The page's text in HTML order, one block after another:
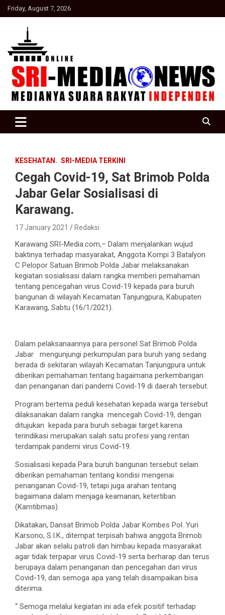
Skip
to
Friday, August 7, 2026
SRI Media news
KESEHATAN. SRI-MEDIA TERKINI
Cegah Covid-19, Sat Brimob Polda
Jabar Gelar Sosialisasi di
Karawang.
17 January 2021 Redaksi
Karawang SRI-Media.com,– Dalam menjalankan wujud
baktinya terhadap masyarakat, Anggota Kompi 3 Batalyon
C Pelopor Satuan Brimob Polda Jabar melaksanakan
kegiatan sosialisasi dalam rangka memberi pemahaman
tentang pencegahan virus Covid-19 kepada para buruh
bangunan di wilayah Kecamatan Tanjungpura, Kabupaten
Karawang, Sabtu (16/1/2021).
Dalam pelaksanaannya para personel Sat Brimob Polda
Jabar mengunjungi perkumpulan para buruh yang sedang
berada di sekitaran wilayah Kecamatan Tanjungpura untuk
diberikan pemahaman tentang bagaimana perkembangan
dan penanganan dari pandemi Covid-19 di daerah tersebut.
Program bertema peduli kesehatan kepada warga tersebut
dilaksanakan dalam rangka mencegah Covid-19, dengan
ditujukan kepada para buruh sebagai target karena
terindikasi merupakan salah satu profesi yang rentan
terdampak pandemi virus Covid-19.
Sosialisasi kepada Para buruh bangunan tersebut selain
diberikan pemahaman tentang kondisi mengenai
penanganan Covid-19, tetapi juga arahan tentang
bagaimana dalam menjaga keamanan, ketertiban
(Kamtibmas).
Dikatakan, Dansat Brimob Polda Jabar Kombes Pol. Yuri
Karsono, S.I.K., ditempat terpisah bahwa anggota Brimob
Jabar akan selalu patroli dan himbau kepada masyarakat
agar tidak terpapar virus Covid-19 serta berharap dan terus
berupaya dalam penanganan dan pencegahan dari virus
Covid-19, dan semoga apa yang telah disampaikan bisa
diterima.
“ Semoga melalui kegiatan ini ada efek positif terhadap